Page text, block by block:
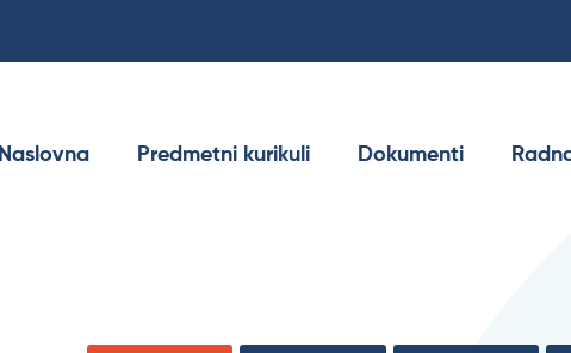
Naslovna Predmetni kurikuli Dokumenti